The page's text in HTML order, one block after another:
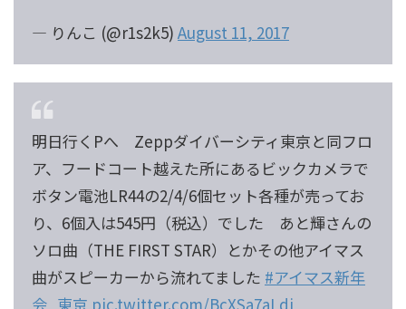
— りんこ (@r1s2k5) August 11, 2017
明日行くPへ Zeppダイバーシティ東京と同フロ
ア、フードコート越えた所にあるビックカメラで
ボタン電池LR44の2/4/6個セット各種が売ってお
り、6個入は545円（税込）でした あと輝さんの
ソロ曲（THE FIRST STAR）とかその他アイマス
曲がスピーカーから流れてました #アイマス新年
会_東京 pic.twitter.com/BcXSa7aLdi